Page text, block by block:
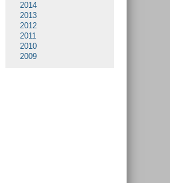
2014
2013
2012
2011
2010
2009